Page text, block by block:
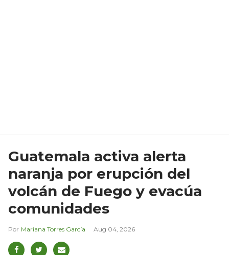
Guatemala activa alerta
naranja por erupción del
volcán de Fuego y evacúa
comunidades
Mariana Torres García Aug 04, 2026